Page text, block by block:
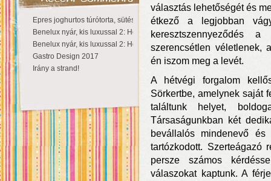
Epres joghurtos túrótorta, sütés nélkül
Benelux nyár, kis luxussal 2: Hollandia
Benelux nyár, kis luxussal 2: Hollandia
Gastro Design 2017
Irány a strand!
választás lehetőségét és
étkező a legjobban
keresztszennyeződés
szerencsétlen véletlenek,
én iszom meg a levét.
A hétvégi forgalom
Sörkertbe, amelynek saját
találtunk helyet,
Társaságunkban két
bevállalós mindenevő
tartózkodott. Szerteágazó
persze számos
válaszokat kaptunk. A